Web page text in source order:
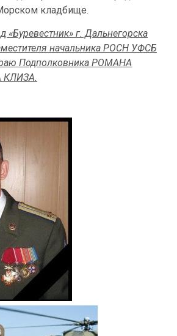
кладбище.
г. Дальнегорска
начальника РОСН УФСБ
Подполковника РОМАНА